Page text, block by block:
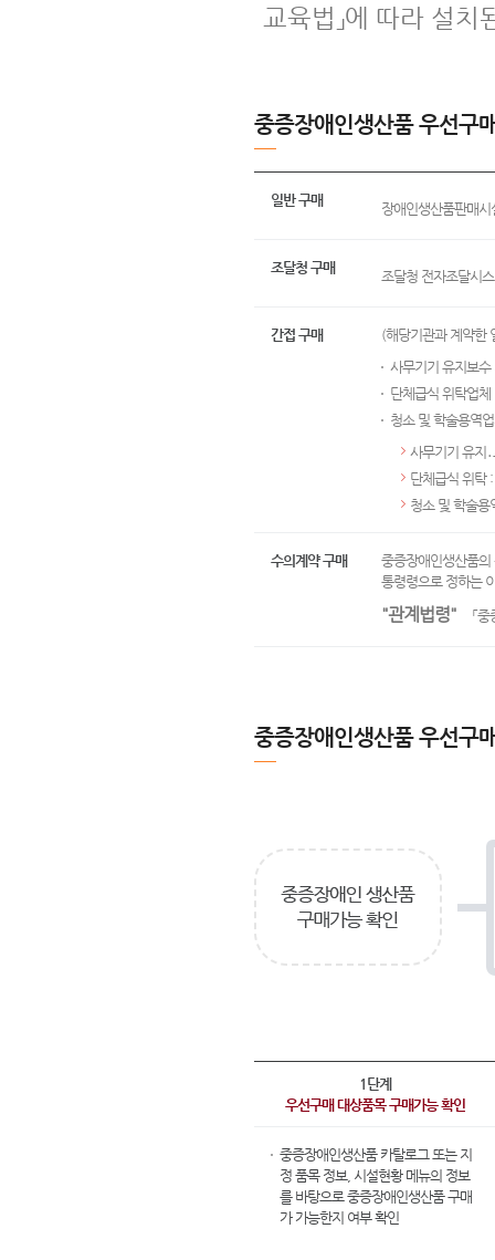
교육법」에 따라 설
중증장애인생산품 우선구
일반 구매
장애인생산품판매
조달청 구매
조달청 전자조달시
간접 구매
(해당기관과 계약한
사무기기 유지보수
단체급식 위탁업체
청소 및 학술용역
사무기기 유지
단체급식 위탁
청소 및 학술용
수의계약 구매
중증장애인생산품
통령령으로 정하는
"관계법령" 「중
중증장애인생산품 우선구
1단계
우선구매 대상품목 구매가능 확인
중증장애인생산품 카탈로그 또는 지
정 품목 정보 시설현황메뉴의 정보
를 바탕으로 중증장애인생산품 구매
가 가능한지 여부 확인